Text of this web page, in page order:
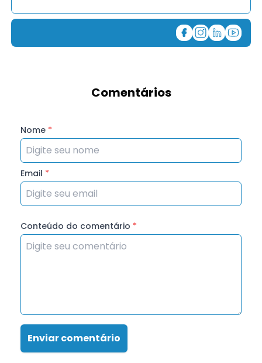
Comentários
Nome *
Email *
Conteúdo do comentário *
Enviar comentário